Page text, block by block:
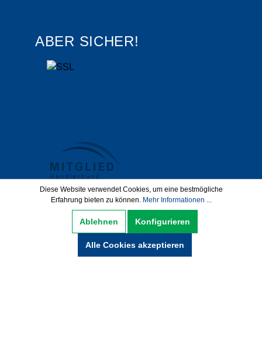
ABER SICHER!
Datenschutz AGB
Impressum
Hinweise zur Batterieentsorgung
Diese Website verwendet Cookies, um eine bestmögliche
Erfahrung bieten zu können. Mehr Informationen ...
Ablehnen Konfigurieren
Alle Cookies akzeptieren